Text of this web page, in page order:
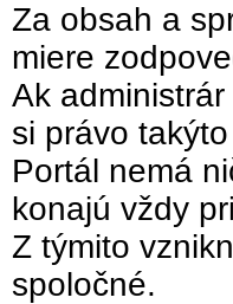
Za obsah a
miere
Ak
si právo
Portál nemá
konajú vždy
Z týmito
spoločné.